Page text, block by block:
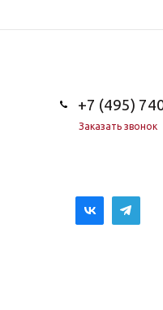
+7 (495)
Заказать звонок